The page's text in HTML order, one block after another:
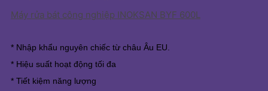
Máy rửa bát công nghiệp INOKSAN BYF 600L
* Nhập khẩu nguyên chiếc từ châu Âu EU.
* Hiệu suất hoạt động tối đa
* Tiết kiệm năng lượng